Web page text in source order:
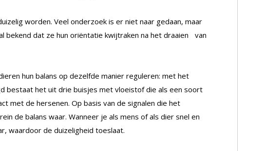
worden. Veel onderzoek is er niet naar gedaan, maar
bekend dat ze hun oriëntatie kwijtraken na het draaien van
hun balans op dezelfde manier reguleren: met het
bestaat het uit drie buisjes met vloeistof die als een soort
met de hersenen. Op basis van de signalen die het
de balans waar. Wanneer je als mens of als dier snel en
waardoor de duizeligheid toeslaat.